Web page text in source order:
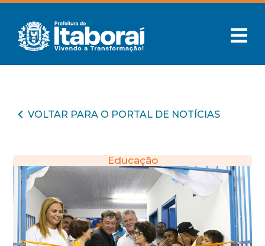
VOLTAR PARA O PORTAL DE NOTÍCIAS
Educação